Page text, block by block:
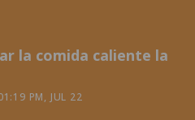
01:19 PM, JUL 22